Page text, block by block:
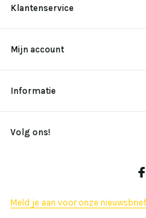
Klantenservice
Mijn account
Informatie
Volg ons!
Meld je aan voor onze nieuwsbrief